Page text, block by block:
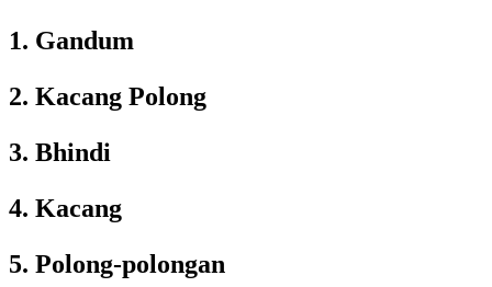
1. Gandum
2. Kacang Polong
3. Bhindi
4. Kacang
5. Polong-polongan